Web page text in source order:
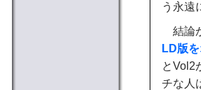
う永遠
結論
LD版
とVol2
チな人